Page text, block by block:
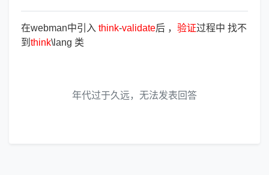
在webman中引入 think-validate后 ， 验证过程中 找不
到 think\lang 类
年代过于久远，无法发表回答